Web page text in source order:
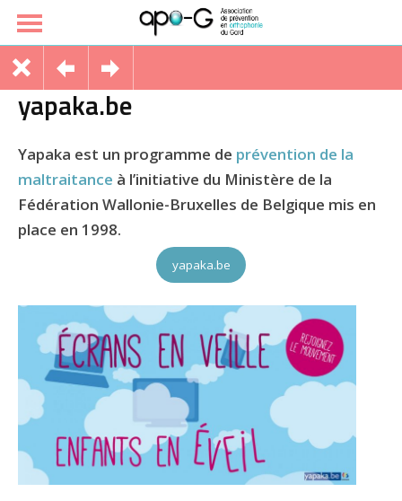
yapaka.be
Yapaka est un programme de prévention de la
maltraitance à l’initiative du Ministère de la
Fédération Wallonie-Bruxelles de Belgique mis en
place en 1998.
yapaka.be